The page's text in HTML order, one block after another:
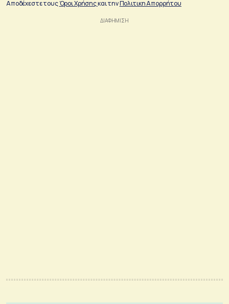
Αποδέχεστε τουςΌροι Χρήσηςκαι τηνΠολιτικη Απορρήτου